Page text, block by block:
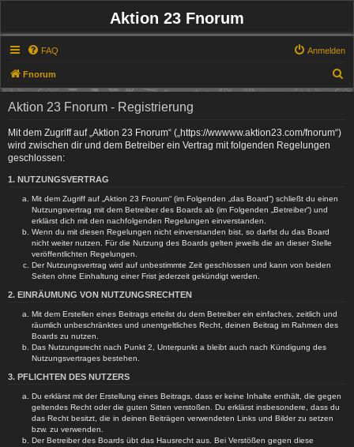
Aktion 23 Fnorum
FAQ Anmelden
Fnorum
u
Aktion 23 Fnorum - Registrierung
Mit dem Zugriff auf „Aktion 23 Fnorum“ („https://wwwww.aktion23.com/fnorum“)
wird zwischen dir und dem Betreiber ein Vertrag mit folgenden Regelungen
geschlossen:
1. NUTZUNGSVERTRAG
Mit dem Zugriff auf „Aktion 23 Fnorum“ (im Folgenden „das Board“) schließt du einen
Nutzungsvertrag mit dem Betreiber des Boards ab (im Folgenden „Betreiber“) und
erklärst dich mit den nachfolgenden Regelungen einverstanden.
Wenn du mit diesen Regelungen nicht einverstanden bist, so darfst du das Board
nicht weiter nutzen. Für die Nutzung des Boards gelten jeweils die an dieser Stelle
veröffentlichten Regelungen.
Der Nutzungsvertrag wird auf unbestimmte Zeit geschlossen und kann von beiden
Seiten ohne Einhaltung einer Frist jederzeit gekündigt werden.
2. EINRÄUMUNG VON NUTZUNGSRECHTEN
Mit dem Erstellen eines Beitrags erteilst du dem Betreiber ein einfaches, zeitlich und
räumlich unbeschränktes und unentgeltliches Recht, deinen Beitrag im Rahmen des
Boards zu nutzen.
Das Nutzungsrecht nach Punkt 2, Unterpunkt a bleibt auch nach Kündigung des
Nutzungsvertrages bestehen.
3. PFLICHTEN DES NUTZERS
Du erklärst mit der Erstellung eines Beitrags, dass er keine Inhalte enthält, die gegen
geltendes Recht oder die guten Sitten verstoßen. Du erklärst insbesondere, dass du
das Recht besitzt, die in deinen Beiträgen verwendeten Links und Bilder zu setzen
bzw. zu verwenden.
Der Betreiber des Boards übt das Hausrecht aus. Bei Verstößen gegen diese